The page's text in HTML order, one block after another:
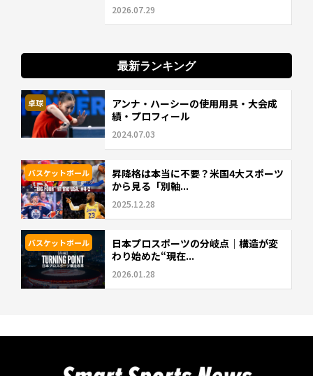
2026.07.29
最新ランキング
卓球
アンナ・ハーシーの使用用具・大会成
績・プロフィール
2024.07.03
バスケットボール
昇降格は本当に不要？米国4大スポーツ
から見る「別軸...
2025.12.28
バスケットボール
日本プロスポーツの分岐点｜構造が変
わり始めた“現在...
2026.01.28